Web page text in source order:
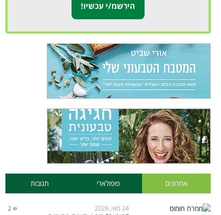
אחרונים פופולארי תגובות
24 מאי, 2026 2